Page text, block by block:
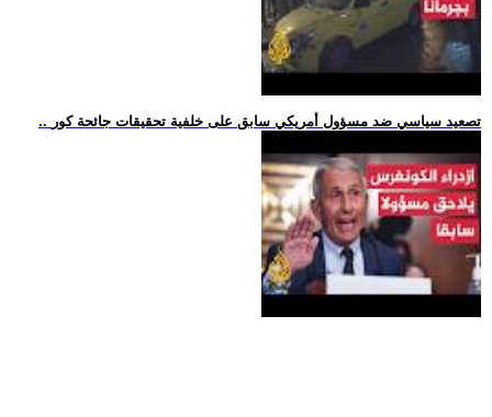
.. تصعيد سياسي ضد مسؤول أمريكي سابق على خلفية تحقيقات جائحة كور